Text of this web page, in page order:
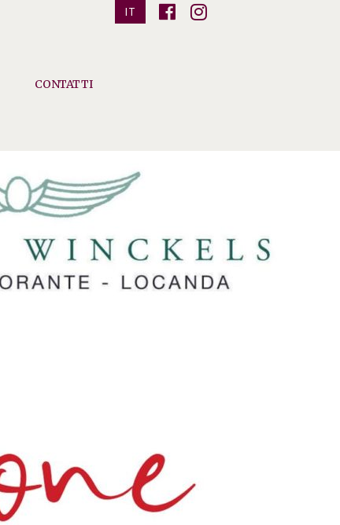
IT
CONTATTI